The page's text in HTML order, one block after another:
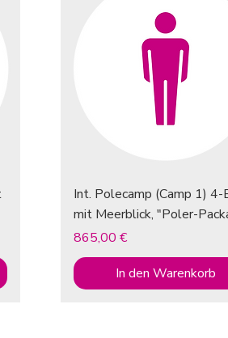
Int. Polecamp (Camp 1)
mit Meerblick, "Poler-
Preis
865,00 €
In den Warenkorb